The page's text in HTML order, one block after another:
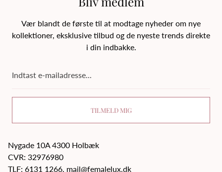
Nygade 10A 4300 Holbæk
CVR: 32976980
TLF: 6131 1266, mail@femalelux.dk
Vær blandt de første til at modtage nyheder om nye
kollektioner, eksklusive tilbud og de nyeste trends direkte
i din indbakke.
TILMELD MIG